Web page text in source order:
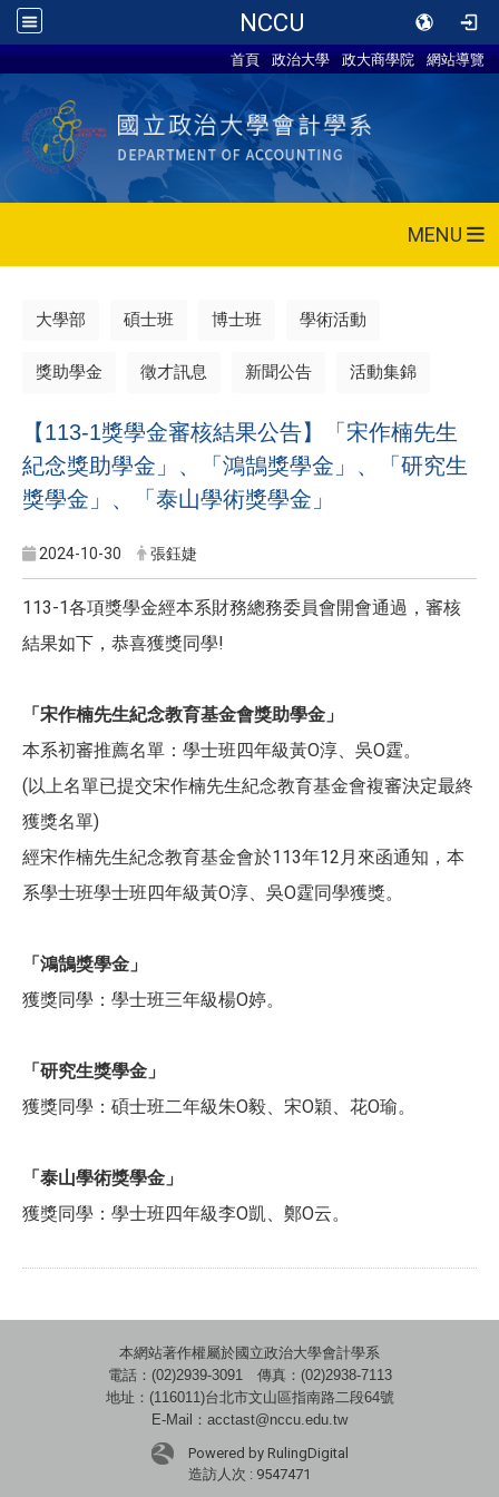
NCCU
首頁 政治大學 政大商學院 網站導覽
MENU
大學部 碩士班 博士班 學術活動
獎助學金 徵才訊息 新聞公告 活動集錦
【113-1獎學金審核結果公告】「宋作楠先生
紀念獎助學金」、「鴻鵠獎學金」、「研究生
獎學金」、「泰山學術獎學金」
2024-10-30 張鈺婕
113-1各項獎學金經本系財務總務委員會開會通過，審核
結果如下，恭喜獲獎同學!
「宋作楠先生紀念教育基金會獎助學金」
本系初審推薦名單：學士班四年級黃O淳、吳O霆。
(以上名單已提交宋作楠先生紀念教育基金會複審決定最終
獲獎名單)
經宋作楠先生紀念教育基金會於113年12月來函通知，本
系學士班學士班四年級黃O淳、吳O霆同學獲獎。
「鴻鵠獎學金」
獲獎同學：學士班三年級楊O婷。
「研究生獎學金」
獲獎同學：碩士班二年級朱O毅、宋O穎、花O瑜。
「泰山學術獎學金」
獲獎同學：學士班四年級李O凱、鄭O云。
本網站著作權屬於國立政治大學會計學系
電話：(02)2939-3091 傳真：(02)2938-7113
地址：(116011)台北市文山區指南路二段64號
E-Mail：acctast@nccu.edu.tw
Powered by RulingDigital
造訪人次 : 9547471